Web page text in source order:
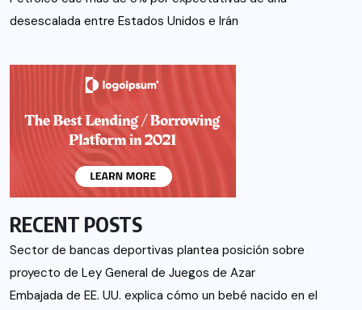
desescalada entre Estados Unidos e Irán
RECENT POSTS
Sector de bancas deportivas plantea posición sobre
proyecto de Ley General de Juegos de Azar
Embajada de EE. UU. explica cómo un bebé nacido en el